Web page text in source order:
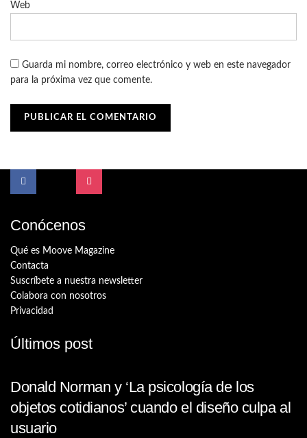
Web
Guarda mi nombre, correo electrónico y web en este navegador
para la próxima vez que comente.
Conócenos
Qué es Moove Magazine
Contacta
Suscríbete a nuestra newsletter
Colabora con nosotros
Privacidad
Últimos post
Donald Norman y ‘La psicología de los
objetos cotidianos’ cuando el diseño culpa al
usuario